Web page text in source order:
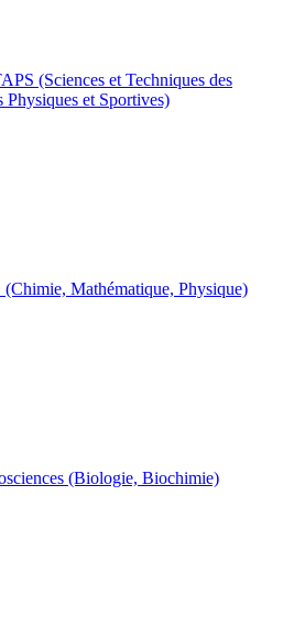
(Sciences et Techniques des
Physiques et Sportives)
Mathématique, Physique)
(Biologie, Biochimie)